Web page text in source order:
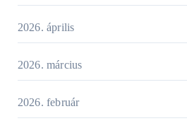
2026. április
2026. március
2026. február